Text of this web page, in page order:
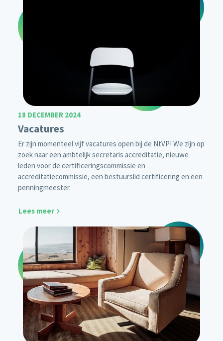
18 DECEMBER 2024
Vacatures
Er zijn momenteel vijf vacatures open bij de NtVP! We zijn op
zoek naar een ambtelijk secretaris accreditatie, nieuwe
leden voor de certificeringscommissie en
accreditatiecommissie, een bestuurslid certificering en een
penningmeester.
Lees meer